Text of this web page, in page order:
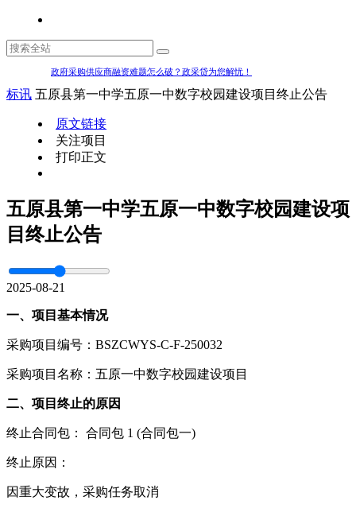
政府采购供应商融资难题怎么破？政采贷为您解忧！
标讯 五原县第一中学五原一中数字校园建设项目终止公告
原文链接
关注项目
打印正文
五原县第一中学五原一中数字校园建设项
目终止公告
2025-08-21
一、项目基本情况
采购项目编号：BSZCWYS-C-F-250032
采购项目名称：五原一中数字校园建设项目
二、项目终止的原因
终止合同包： 合同包 1 (合同包一)
终止原因：
因重大变故，采购任务取消